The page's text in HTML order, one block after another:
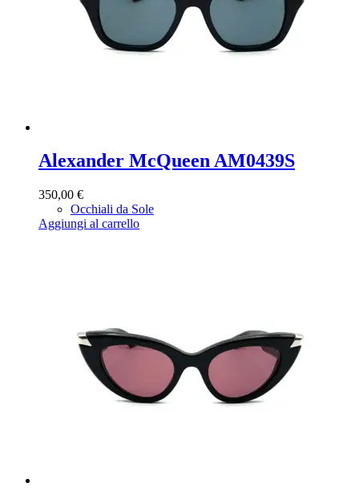
Alexander McQueen AM0439S
350,00 €
Occhiali da Sole
Aggiungi al carrello